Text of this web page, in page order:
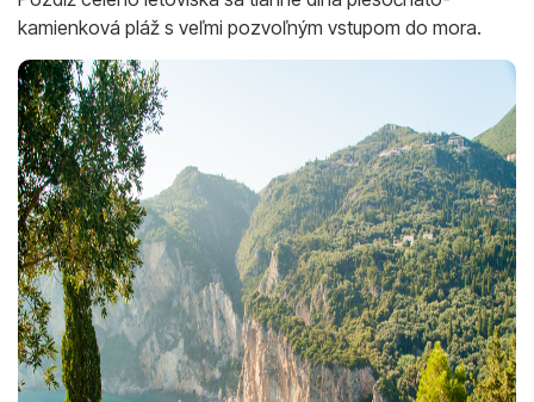
kamienková pláž s veľmi pozvoľným vstupom do mora.